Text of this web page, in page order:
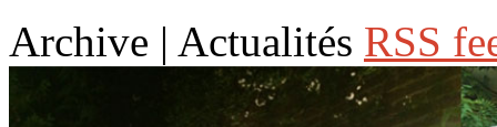
Archive | Actualités RSS